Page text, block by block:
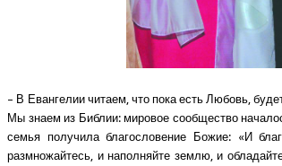
– В Евангелии читаем, что пока есть Любовь,
Мы знаем из Библии: мировое сообщество
семья получила благословение Божие: «И
размножайтесь, и наполняйте землю, и